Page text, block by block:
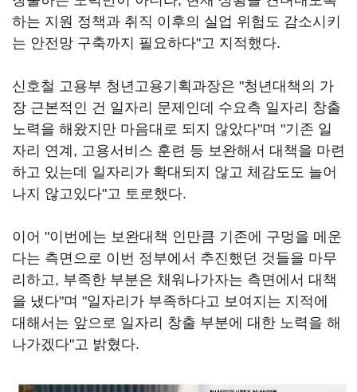
하는 지원 정책과 취직 이후의 실업 위험도 감소시키
는 안전망 구축까지 필요하다"고 지적했다.
신호철 고용부 청년고용기획과장은 "청년대책의 가
장 근본적인 건 일자리 문제인데 수요측 일자리 창출
노력을 해왔지만 마음대로 되지 않았다"며 "기존 일
자리 연계, 고용서비스 훈련 등 보완해서 대책을 마련
하고 있는데 일자리가 확대되지 않고 체감도도 늘어
나지 않고있다"고 토로했다.
이어 "이번에는 보완대책 인만큼 기존에 구멍을 메운
다는 측면으로 이번 정부에서 추진했던 것들을 마무
리하고, 부족한 부분은 채워나가자는 측면에서 대책
을 냈다"며 "일자리가 부족하다고 보여지는 지적에
대해서는 앞으로 일자리 창출 부분에 대한 노력을 해
나가겠다"고 밝혔다.